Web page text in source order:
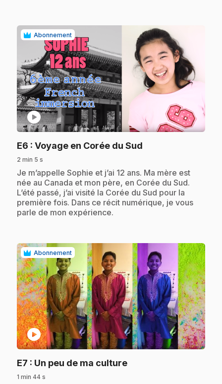
Abonnement
play_circle
E6 : Voyage en Corée du Sud
2 min 5 s
.Je m’appelle Sophie et j’ai 12 ans. Ma mère est
née au Canada et mon père, en Corée du Sud.
L’été passé, j’ai visité la Corée du Sud pour la
première fois. Dans ce récit numérique, je vous
parle de mon expérience.
Abonnement
play_circle
E7 : Un peu de ma culture.
1 min 44 s